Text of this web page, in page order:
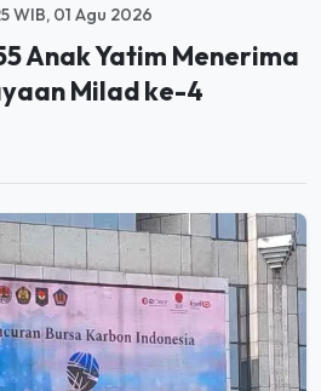
WIB, 01 Agu 2026
Anak Yatim Menerima
Milad ke-4